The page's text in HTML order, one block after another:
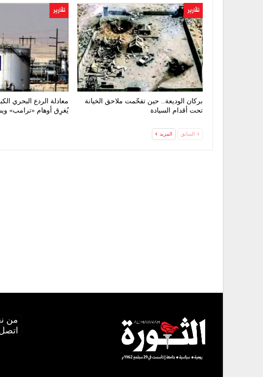
تقارير
بركان الوديعة.. حين تفحّمت ملاحق الخيانة
تحت أقدام السيادة
تقارير
معادلة الردع البحري
يُغرِق أوهام «ترامب»
السابق المزيد
من